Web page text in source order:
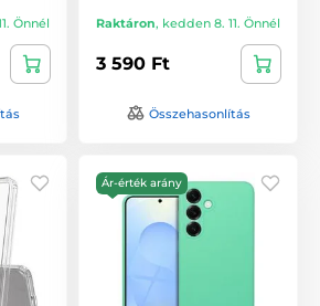
Önnél Raktáron, kedden 8. 11. Önnél
3 590 Ft
Összehasonlítás
Ár-érték arány